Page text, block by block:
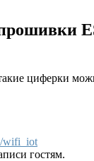
циферки
wifi_iot
гостям.